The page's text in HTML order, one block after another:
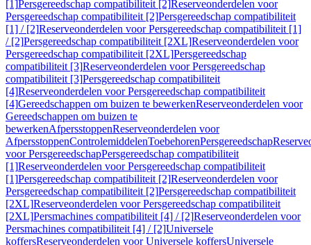
[1]Persgereedschap compatibiliteit [2]Reserveonderdelen voor
Persgereedschap compatibiliteit [2]Persgereedschap compatibiliteit
[1] / [2]Reserveonderdelen voor Persgereedschap compatibiliteit [1]
/ [2]Persgereedschap compatibiliteit [2XL]Reserveonderdelen voor
Persgereedschap compatibiliteit [2XL]Persgereedschap
compatibiliteit [3]Reserveonderdelen voor Persgereedschap
compatibiliteit [3]Persgereedschap compatibiliteit
[4]Reserveonderdelen voor Persgereedschap compatibiliteit
[4]Gereedschappen om buizen te bewerkenReserveonderdelen voor
Gereedschappen om buizen te
bewerkenAfpersstoppenReserveonderdelen voor
AfpersstoppenControlemiddelenToebehorenPersgereedschap
voor PersgereedschapPersgereedschap compatibiliteit
[1]Reserveonderdelen voor Persgereedschap compatibiliteit
[1]Persgereedschap compatibiliteit [2]Reserveonderdelen voor
Persgereedschap compatibiliteit [2]Persgereedschap compatibiliteit
[2XL]Reserveonderdelen voor Persgereedschap compatibiliteit
[2XL]Persmachines compatibiliteit [4] / [2]Reserveonderdelen voor
Persmachines compatibiliteit [4] / [2]Universele
koffersReserveonderdelen voor Universele koffersUniversele